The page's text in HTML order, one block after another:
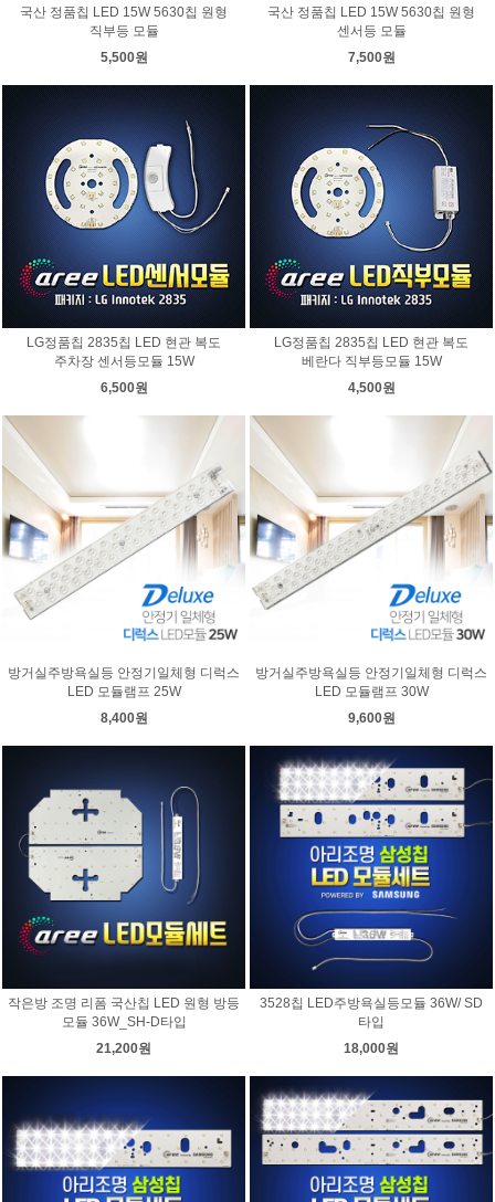
국산 정품칩 LED 15W 5630칩 원형
직부등 모듈
5,500원
국산 정품칩 LED 15W 5630칩 원형
센서등 모듈
7,500원
LG정품칩 2835칩 LED 현관 복도
주차장 센서등모듈 15W
6,500원
LG정품칩 2835칩 LED 현관 복도
베란다 직부등모듈 15W
4,500원
방거실주방욕실등 안정기일체형 디럭스
LED 모듈램프 25W
8,400원
방거실주방욕실등 안정기일체형 디럭스
LED 모듈램프 30W
9,600원
작은방 조명 리폼 국산칩 LED 원형 방등
모듈 36W_SH-D타입
21,200원
3528칩 LED주방욕실등모듈 36W/ SD
타입
18,000원